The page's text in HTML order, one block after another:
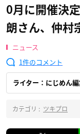
0月に開催決
朗さん、仲村
ニュース
1
ライター：にじめん
カテゴリ : ツキプロ